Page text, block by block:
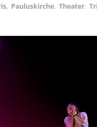
, Pauluskirche, Theater,